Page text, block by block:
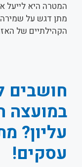
המטרה היא לייעל
מתן דגש על
הקהילתיים של
חושבים
במועצה
עליון?
עסקים!